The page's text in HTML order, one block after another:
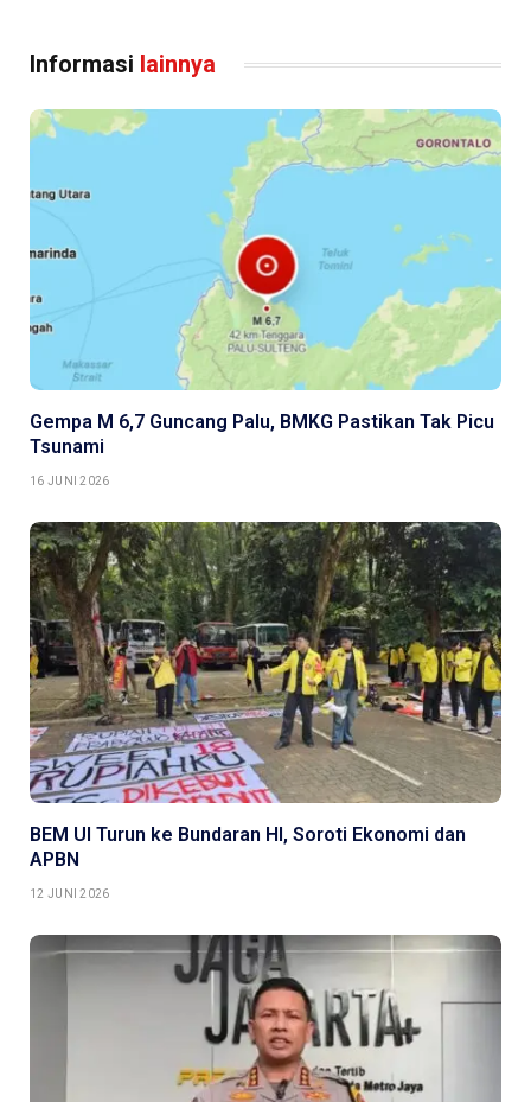
Informasi lainnya
Gempa M 6,7 Guncang Palu, BMKG Pastikan Tak Picu
Tsunami
16 JUNI 2026
BEM UI Turun ke Bundaran HI, Soroti Ekonomi dan
APBN
12 JUNI 2026